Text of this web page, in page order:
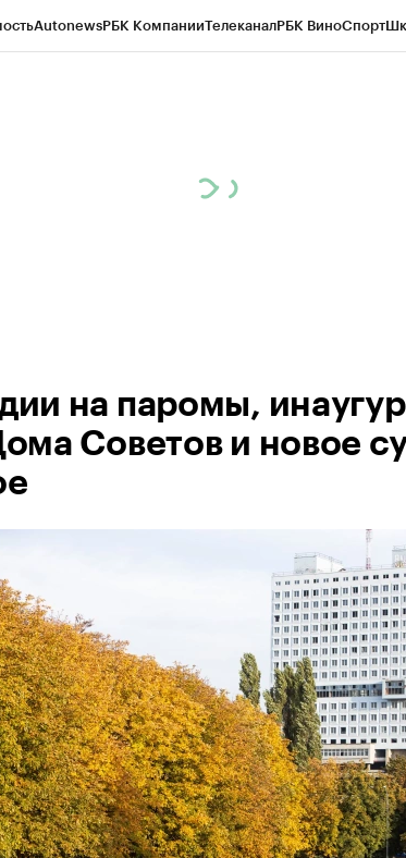
AutonewsРБК КомпанииТелеканалРБК ВиноСпорт
на паромы,
Советов и новое